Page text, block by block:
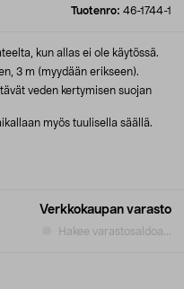
Tuotenro: 46-1744-1
Verkkokaupan varasto
Hakee varastosaldoa...
kun allas ei ole käytössä.
3 m (myydään erikseen).
veden kertymisen suojan
myös tuulisella säällä.